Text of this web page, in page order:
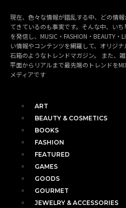
現在、色々な情報が錯乱する中、どの情
てきているのも事実です。そんな中、い
を発信し、MUSIC・FASHION・BEAUTY・
い情報やコンテンツを網羅して、オリジ
石箱のようなトレンドマガジン。 また、
平面からリアルまで最先端のトレンドを
メディアです
ART
BEAUTY & COSMETICS
BOOKS
FASHION
FEATURED
GAMES
GOODS
GOURMET
JEWELRY & ACCESSORIES